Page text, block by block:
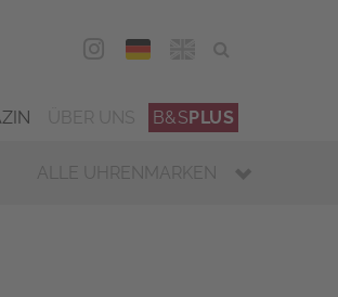
DEU
B&SPLUS
ALLE UHRENMARKEN